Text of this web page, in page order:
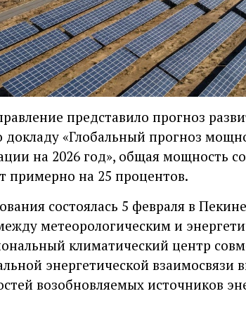
представило прогноз
докладу «Глобальный прогноз
на 2026 год», общая мощность
примерно на 25 процентов.
состоялась 5 февраля в
метеорологическим и
климатический центр
энергетической взаимосвязи
возобновляемых источников